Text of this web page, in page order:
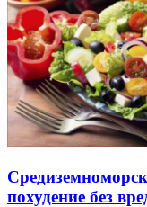
похудение без